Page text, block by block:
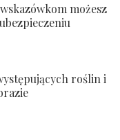
możesz
roślin i